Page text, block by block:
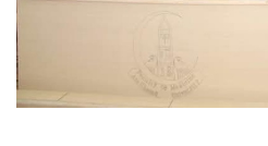
هيئة التدريس
الدراسات العليا